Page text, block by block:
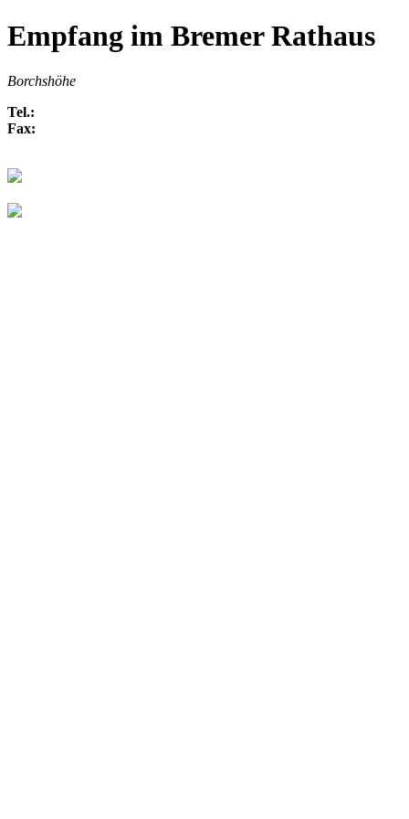
Empfang im Bremer Rathaus
Borchshöhe
Tel.:
Fax: